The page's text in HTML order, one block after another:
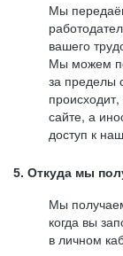
Мы
вашего
Мы можем
за пределы
сайте, а
доступ к
5. Откуда мы
Мы
когда вы
в личном